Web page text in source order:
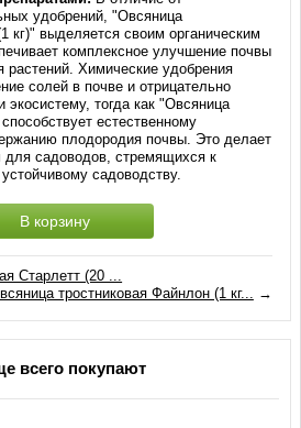
удобрений, "Овсяница
кг)" выделяется своим органическим
комплексное улучшение почвы
растений. Химические удобрения
солей в почве и отрицательно
экосистему, тогда как "Овсяница
естественному
плодородия почвы. Это делает
садоводов, стремящихся к
садоводству.
В корзину
Старлетт (20 ...
тростниковая Файнлон (1 кг... →
всего покупают